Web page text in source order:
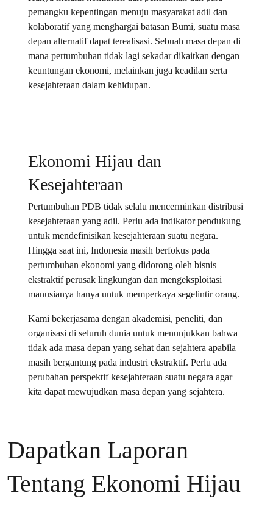
pemangku kepentingan menuju masyarakat adil dan
kolaboratif yang menghargai batasan Bumi, suatu masa
depan alternatif dapat terealisasi. Sebuah masa depan di
mana pertumbuhan tidak lagi sekadar dikaitkan dengan
keuntungan ekonomi, melainkan juga keadilan serta
kesejahteraan dalam kehidupan.
Ekonomi Hijau dan
Kesejahteraan
Pertumbuhan PDB tidak selalu mencerminkan distribusi
kesejahteraan yang adil. Perlu ada indikator pendukung
untuk mendefinisikan kesejahteraan suatu negara.
Hingga saat ini, Indonesia masih berfokus pada
pertumbuhan ekonomi yang didorong oleh bisnis
ekstraktif perusak lingkungan dan mengeksploitasi
manusianya hanya untuk memperkaya segelintir orang.
Kami bekerjasama dengan akademisi, peneliti, dan
organisasi di seluruh dunia untuk menunjukkan bahwa
tidak ada masa depan yang sehat dan sejahtera apabila
masih bergantung pada industri ekstraktif. Perlu ada
perubahan perspektif kesejahteraan suatu negara agar
kita dapat mewujudkan masa depan yang sejahtera.
Dapatkan Laporan
Tentang Ekonomi Hijau